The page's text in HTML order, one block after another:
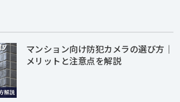
マンション向け防犯カメラの選び方｜
メリットと注意点を解説